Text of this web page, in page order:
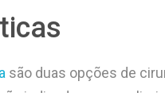
são duas opções de